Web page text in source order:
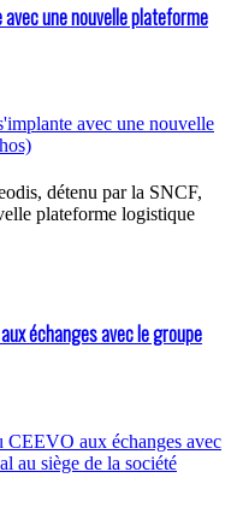
une nouvelle plateforme
détenu par la SNCF,
plateforme logistique
échanges avec le groupe